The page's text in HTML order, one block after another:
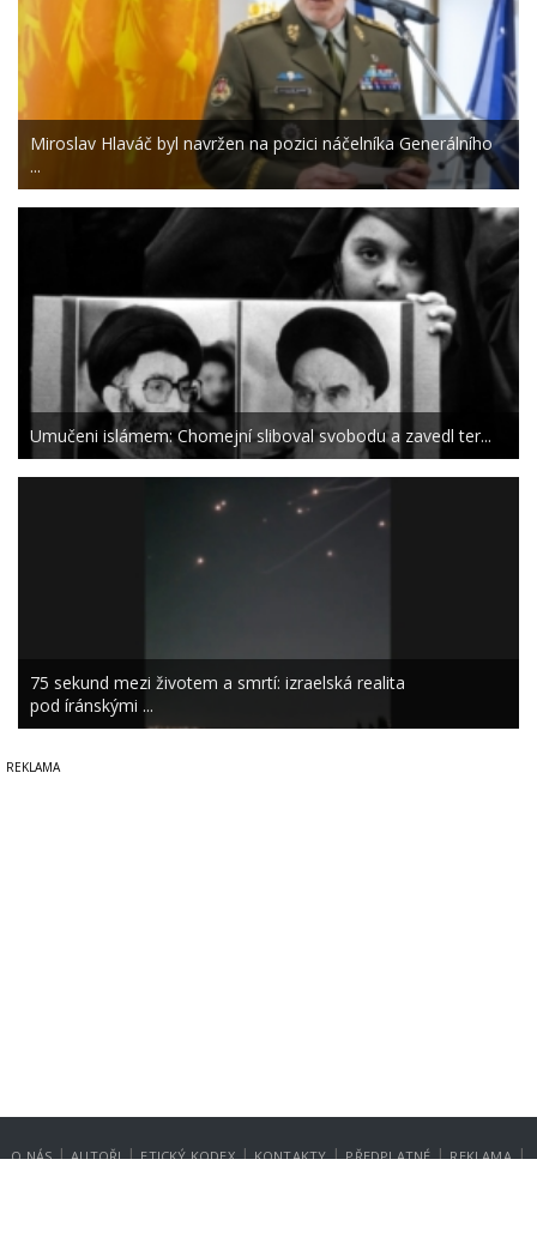
Miroslav Hlaváč byl navržen na pozici náčelníka Generálního
...
Umučeni islámem: Chomejní sliboval svobodu a zavedl ter...
75 sekund mezi životem a smrtí: izraelská realita
pod íránskými ...
O NÁS | AUTOŘI | ETICKÝ KODEX | KONTAKTY | PŘEDPLATNÉ | REKLAMA |